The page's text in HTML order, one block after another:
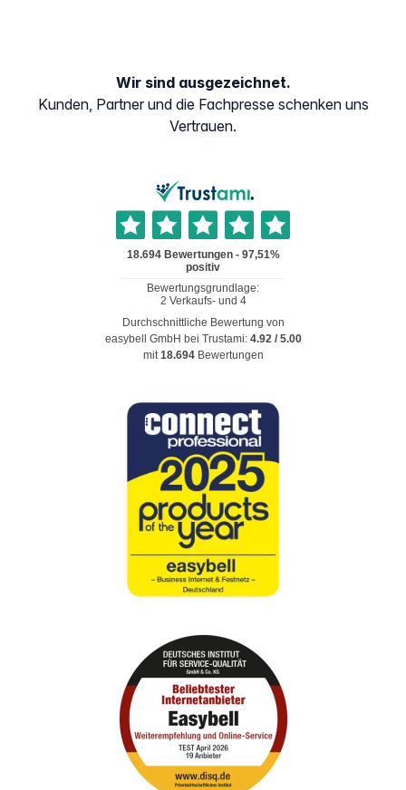
Wir sind ausgezeichnet.
Kunden, Partner und die Fachpresse schenken uns
Vertrauen.
Durchschnittliche Bewertung von
easybell GmbH bei Trustami: 4.92/ 5.00
mit18.694 Bewertungen